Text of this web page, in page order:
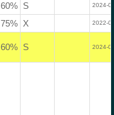
60% S 2024-
75% X 2022-
60% S 2024-